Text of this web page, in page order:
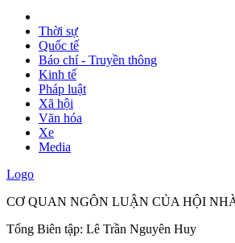
Thời sự
Quốc tế
Báo chí - Truyền thông
Kinh tế
Pháp luật
Xã hội
Văn hóa
Xe
Media
Logo
CƠ QUAN NGÔN LUẬN CỦA HỘI
Tổng Biên tập: Lê Trần Nguyên Huy